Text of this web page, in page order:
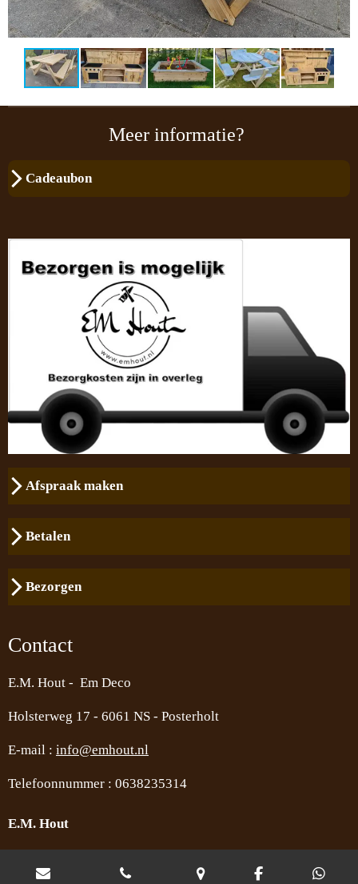
Meer informatie?
Cadeaubon
Afspraak maken
Betalen
Bezorgen
Contact
E.M. Hout - Em Deco
Holsterweg 17 - 6061 NS - Posterholt
E-mail : info@emhout.nl
Telefoonnummer : 0638235314
E.M. Hout